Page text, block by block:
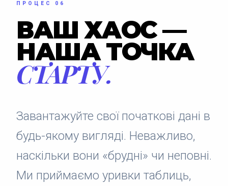
ПРОЦЕС 06
ВАШ ХАОС —
НАША ТОЧКА
СТАРТУ.
Завантажуйте свої початкові дані в
будь-якому вигляді. Неважливо,
наскільки вони «брудні» чи неповні.
Ми приймаємо уривки таблиць,